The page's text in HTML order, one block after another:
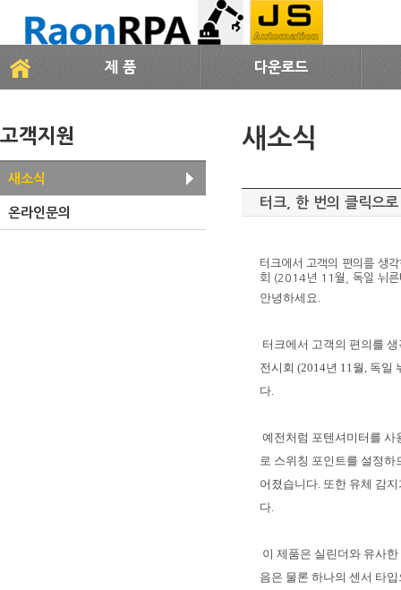
제 품 다운로드
고객지원
새소식
온라인문의
새소식
터크, 한 번의 클릭으
터크에서 고객의 편의를 생
회 (2014년 11월, 독일 뉘른
안녕하세요.
터크에서 고객의 편의를
전시회 (2014년 11월, 독일
다.
예전처럼 포텐셔미터를 사
로 스위칭 포인트를 설정하
어졌습니다. 또한 유체 감
다.
이 제품은 실린더와 유사
음은 물론 하나의 센서 타